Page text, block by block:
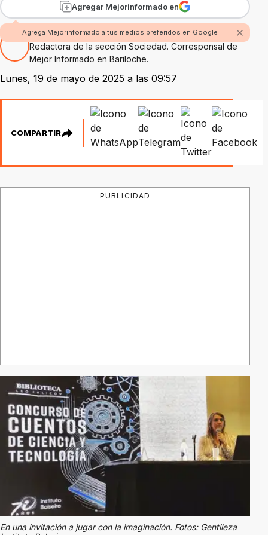
Agregar Mejorinformado en
Agrega Mejorinformado a tus medios preferidos en Google
Por Ceci Russo
Redactora de la sección Sociedad. Corresponsal de
Mejor Informado en Bariloche.
Lunes, 19 de mayo de 2025 a las 09:57
COMPARTIR
PUBLICIDAD
En una invitación a jugar con la imaginación. Fotos: Gentileza